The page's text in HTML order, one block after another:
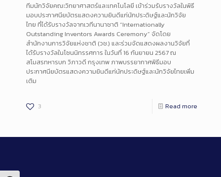
ทีมนักวิจัยคณะวิทยาศาสตร์และเทคโนโลยี เข้าร่วมรับรางวัลในพิธี
มอบประกาศนียบัตรแสดงความยินดีแก่นักประดิษฐ์และนักวิจัย
ไทย ที่ได้รับรางวัลจากเวทีนานาชาติ “Internationally
Outstanding Inventors Awards Ceremony” จัดโดย
สำนักงานการวิจัยแห่งชาติ (วช.) และร่วมจัดแสดงผลงานวิจัยที่
ได้รับรางวัลในโซนนิทรรศการ ในวันที่ 16 กันยายน 2567 ณ
สโมสรทหารบก วิภาวดี กรุงเทพ ภาพบรรยากาศพิธีมอบ
ประกาศนียบัตรแสดงความยินดีแก่นักประดิษฐ์และนักวิจัยไทยเพิ่ม
เติม
3 Read more